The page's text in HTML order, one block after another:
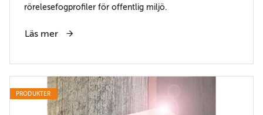
rörelesefogprofiler för offentlig miljö.
Läs mer
PRODUKTER